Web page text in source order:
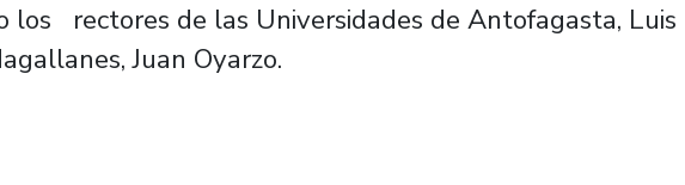
los rectores de las Universidades de Antofagasta, Luis
Juan Oyarzo.